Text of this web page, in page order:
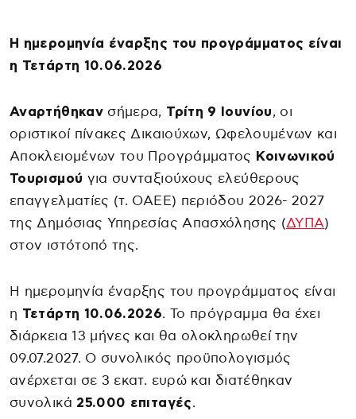
Η ημερομηνία έναρξης του προγράμματος είναι
η Τετάρτη 10.06.2026
Αναρτήθηκανσήμερα, Τρίτη 9 Ιουνίου, οι
οριστικοί πίνακες Δικαιούχων, Ωφελουμένων και
Αποκλειομένων του Προγράμματος Κοινωνικού
Τουρισμού για συνταξιούχους ελεύθερους
επαγγελματίες (τ. ΟΑΕΕ) περιόδου 2026- 2027
της Δημόσιας Υπηρεσίας Απασχόλησης (ΔΥΠΑ)
στον ιστότοπό της.
Η ημερομηνία έναρξης του προγράμματος είναι
η Τετάρτη 10.06.2026. Το πρόγραμμα θα έχει
διάρκεια 13 μήνες και θα ολοκληρωθεί την
09.07.2027. Ο συνολικός προϋπολογισμός
ανέρχεται σε 3 εκατ. ευρώ και διατέθηκαν
συνολικά 25.000 επιταγές.